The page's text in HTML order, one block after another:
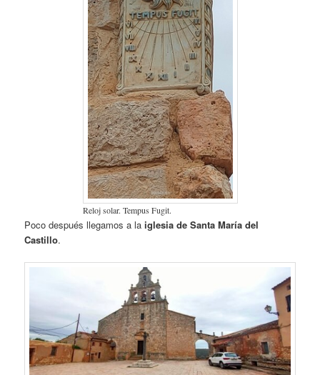
Reloj solar. Tempus Fugit.
Poco después llegamos a la iglesia de Santa María del
Castillo.